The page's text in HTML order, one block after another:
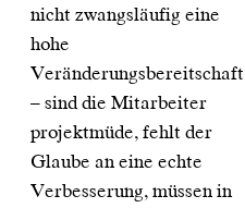
nicht zwangsläufig eine
hohe
Veränderungsbereitschaft
– sind die Mitarbeiter
projektmüde, fehlt der
Glaube an eine echte
Verbesserung, müssen in